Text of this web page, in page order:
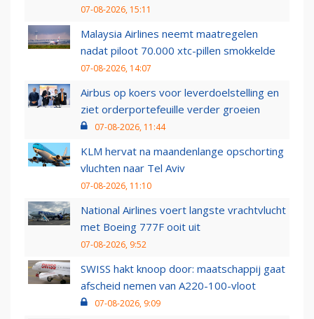
07-08-2026, 15:11
Malaysia Airlines neemt maatregelen
nadat piloot 70.000 xtc-pillen smokkelde
07-08-2026, 14:07
Airbus op koers voor leverdoelstelling en
ziet orderportefeuille verder groeien
07-08-2026, 11:44
KLM hervat na maandenlange opschorting
vluchten naar Tel Aviv
07-08-2026, 11:10
National Airlines voert langste vrachtvlucht
met Boeing 777F ooit uit
07-08-2026, 9:52
SWISS hakt knoop door: maatschappij gaat
afscheid nemen van A220-100-vloot
07-08-2026, 9:09